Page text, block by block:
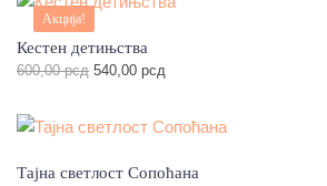
Акција!
Кестен детињства
600,00рсд Оригинална
била:
540,00 рсд
540,00 рсд.
Тајна светлост Сопоћана